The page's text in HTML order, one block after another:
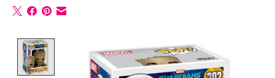
Product image slideshow Items